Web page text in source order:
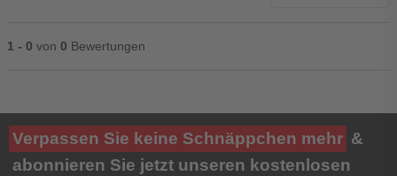
1 - 0 von 0 Bewertungen
Ihre Bewertung**
★★★★★
Verpassen Sie keine Schnäppchen mehr &
abonnieren Sie jetzt unseren kostenlosen